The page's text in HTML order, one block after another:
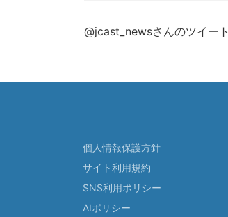
@jcast_newsさんのツイート
個人情報保護方針
サイト利用規約
SNS利用ポリシー
AIポリシー